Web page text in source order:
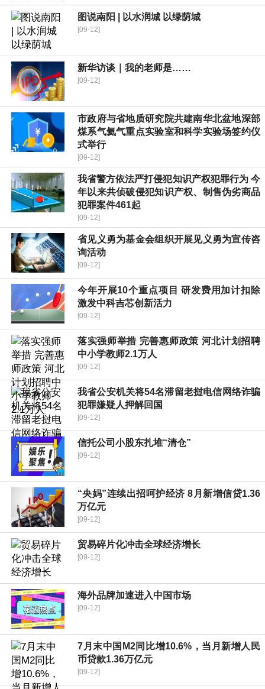
图说南阳 | 以水润城 以绿荫城
[09-12]
新华访谈｜我的老师是……
[09-12]
市政府与省地质研究院共建南华北盆地深部
煤系气氦气重点实验室和科学实验场签约仪
式举行
[09-12]
我省警方依法严打侵犯知识产权犯罪行为 今
年以来共侦破侵犯知识产权、制售伪劣商品
犯罪案件461起
[09-12]
省见义勇为基金会组织开展见义勇为宣传咨
询活动
[09-12]
今年开展10个重点项目 研发费用加计扣除
激发中科吉芯创新活力
[09-12]
落实强师举措 完善惠师政策 河北计划招聘
中小学教师2.1万人
[09-12]
我省公安机关将54名滞留老挝电信网络诈骗
犯罪嫌疑人押解回国
[09-12]
信托公司小股东扎堆“清仓”
[09-12]
“央妈”连续出招呵护经济 8月新增信贷1.36
万亿元
[09-12]
贸易碎片化冲击全球经济增长
[09-12]
海外品牌加速进入中国市场
[09-12]
7月末中国M2同比增10.6%，当月新增人民
币贷款1.36万亿元
[09-12]